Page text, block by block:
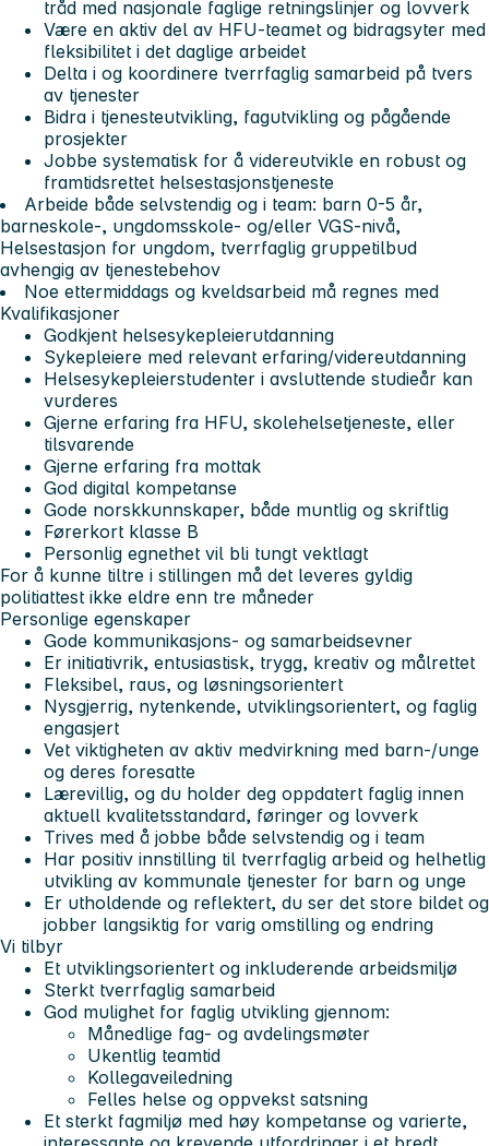
tråd med nasjonale faglige retningslinjer og lovverk
Være en aktiv del av HFU-teamet og bidragsyter med
fleksibilitet i det daglige arbeidet
Delta i og koordinere tverrfaglig samarbeid på tvers
av tjenester
Bidra i tjenesteutvikling, fagutvikling og pågående
prosjekter
Jobbe systematisk for å videreutvikle en robust og
framtidsrettet helsestasjonstjeneste
Arbeide både selvstendig og i team: barn 0-5 år,
barneskole-, ungdomsskole- og/eller VGS-nivå,
Helsestasjon for ungdom, tverrfaglig gruppetilbud
avhengig av tjenestebehov
Noe ettermiddags og kveldsarbeid må regnes med
Kvalifikasjoner
Godkjent helsesykepleierutdanning
Sykepleiere med relevant erfaring/videreutdanning
Helsesykepleierstudenter i avsluttende studieår kan
vurderes
Gjerne erfaring fra HFU, skolehelsetjeneste, eller
tilsvarende
Gjerne erfaring fra mottak
God digital kompetanse
Gode norskkunnskaper, både muntlig og skriftlig
Førerkort klasse B
Personlig egnethet vil bli tungt vektlagt
For å kunne tiltre i stillingen må det leveres gyldig
politiattest ikke eldre enn tre måneder
Personlige egenskaper
Gode kommunikasjons- og samarbeidsevner
Er initiativrik, entusiastisk, trygg, kreativ og målrettet
Fleksibel, raus, og løsningsorientert
Nysgjerrig, nytenkende, utviklingsorientert, og faglig
engasjert
Vet viktigheten av aktiv medvirkning med barn-/unge
og deres foresatte
Lærevillig, og du holder deg oppdatert faglig innen
aktuell kvalitetsstandard, føringer og lovverk
Trives med å jobbe både selvstendig og i team
Har positiv innstilling til tverrfaglig arbeid og helhetlig
utvikling av kommunale tjenester for barn og unge
Er utholdende og reflektert, du ser det store bildet og
jobber langsiktig for varig omstilling og endring
Vi tilbyr
Et utviklingsorientert og inkluderende arbeidsmiljø
Sterkt tverrfaglig samarbeid
God mulighet for faglig utvikling gjennom:
Månedlige fag- og avdelingsmøter
Ukentlig teamtid
Kollegaveiledning
Felles helse og oppvekst satsning
Et sterkt fagmiljø med høy kompetanse og varierte,